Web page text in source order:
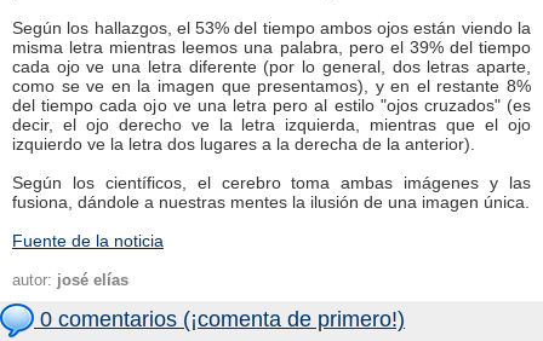
Según los hallazgos, el 53% del tiempo ambos ojos están viendo la
misma letra mientras leemos una palabra, pero el 39% del tiempo
cada ojo ve una letra diferente (por lo general, dos letras aparte,
como se ve en la imagen que presentamos), y en el restante 8%
del tiempo cada ojo ve una letra pero al estilo "ojos cruzados" (es
decir, el ojo derecho ve la letra izquierda, mientras que el ojo
izquierdo ve la letra dos lugares a la derecha de la anterior).
Según los científicos, el cerebro toma ambas imágenes y las
fusiona, dándole a nuestras mentes la ilusión de una imagen única.
Fuente de la noticia
autor: josé elías
0 comentarios (¡comenta de primero!)